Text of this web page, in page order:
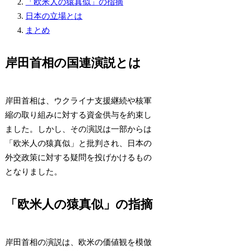
「欧米人の猿真似」の指摘
日本の立場とは
まとめ
岸田首相の国連演説とは
岸田首相は、ウクライナ支援継続や核軍
縮の取り組みに対する資金供与を約束し
ました。しかし、その演説は一部からは
「欧米人の猿真似」と批判され、日本の
外交政策に対する疑問を投げかけるもの
となりました。
「欧米人の猿真似」の指摘
岸田首相の演説は、欧米の価値観を模倣